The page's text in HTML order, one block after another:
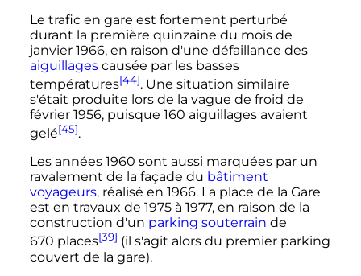
Le trafic en gare est fortement perturbé
durant la première quinzaine du mois de
janvier 1966, en raison d'une défaillance des
aiguillagescausée par les basses
températures[44]. Une situation similaire
s'était produite lors de la vague de froid de
février 1956, puisque 160 aiguillagesavaient
gelé[45].
Les années 1960 sont aussi marquées par un
ravalement de la façade du bâtiment
voyageurs, réalisé en 1966. La place de la Gare
est en travaux de 1975 à 1977, en raison de la
construction d'un parking souterrain de
670 places[39] (il s'agit alors du premier parking
couvert de la gare).